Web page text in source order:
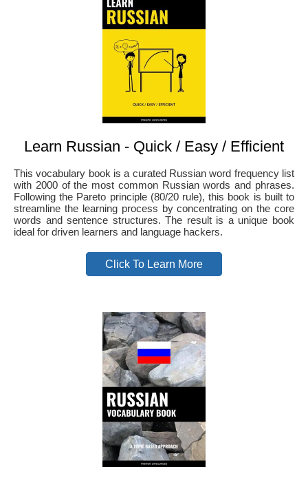
Learn Russian - Quick / Easy / Efficient
This vocabulary book is a curated Russian word frequency list
with 2000 of the most common Russian words and phrases.
Following the Pareto principle (80/20 rule), this book is built to
streamline the learning process by concentrating on the core
words and sentence structures. The result is a unique book
ideal for driven learners and language hackers.
Click To Learn More